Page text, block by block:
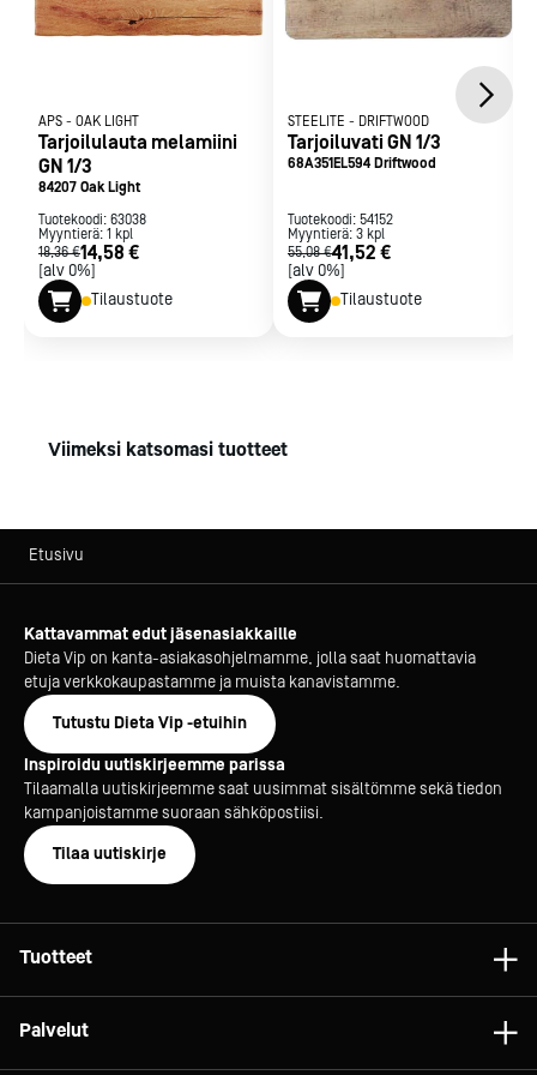
APS - OAK LIGHT
Tarjoilulauta melamiini
GN 1/3
84207 Oak Light
Tuotekoodi: 63038
Myyntierä: 1 kpl
18,36 €14,58 €
[alv 0%]
Tilaustuote
STEELITE - DRIFTWOOD
Tarjoiluvati GN 1/3
68A351EL594 Driftwood
Tuotekoodi: 54152
Myyntierä: 3 kpl
55,08 €41,52 €
[alv 0%]
Tilaustuote
Viimeksi katsomasi tuotteet
Etusivu
Kattavammat edut jäsenasiakkaille
Dieta Vip on kanta-asiakasohjelmamme, jolla saat huomattavia
etuja verkkokaupastamme ja muista kanavistamme.
Tutustu Dieta Vip -etuihin
Inspiroidu uutiskirjeemme parissa
Tilaamalla uutiskirjeemme saat uusimmat sisältömme sekä tiedon
kampanjoistamme suoraan sähköpostiisi.
Tilaa uutiskirje
Tuotteet
Palvelut